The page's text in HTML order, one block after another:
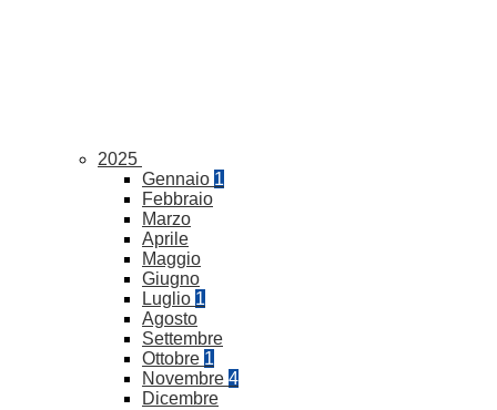
2025
Gennaio 1
Febbraio
Marzo
Aprile
Maggio
Giugno
Luglio 1
Agosto
Settembre
Ottobre 1
Novembre 4
Dicembre